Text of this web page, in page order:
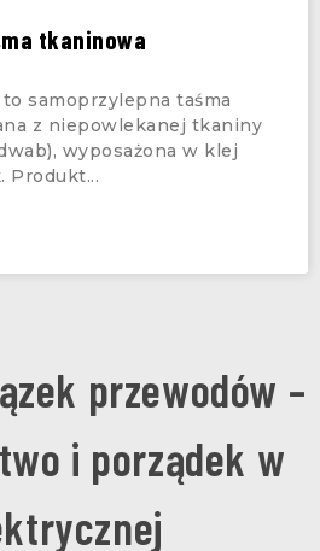
tkaninowa
to samoprzylepna taśma
z niepowlekanej tkaniny
wyposażona w klej
Produkt
przewodów –
i porządek w